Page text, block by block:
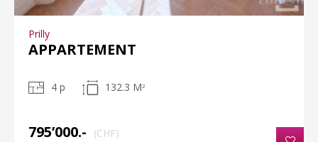
Prilly
APPARTEMENT
4 p 132.3 M 2
795’000.- (CHF)